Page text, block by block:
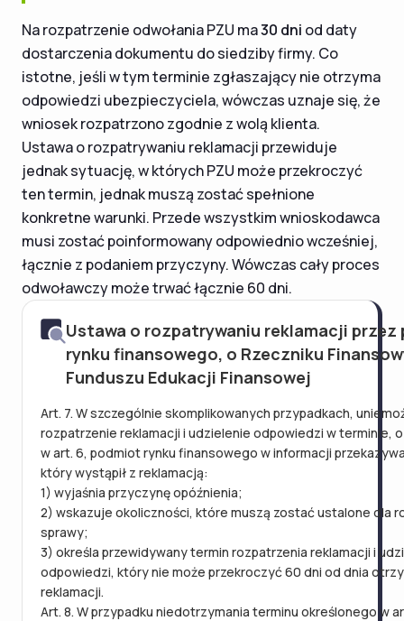
Na rozpatrzenie odwołania PZU ma30 dni od daty
dostarczenia dokumentu do siedziby firmy. Co
istotne, jeśli w tym terminie zgłaszający nie otrzyma
odpowiedzi ubezpieczyciela, wówczas uznaje się, że
wniosek rozpatrzono zgodnie z wolą klienta.
Ustawa o rozpatrywaniu reklamacji przewiduje
jednak sytuację, w których PZU może przekroczyć
ten termin, jednak muszą zostać spełnione
konkretne warunki. Przede wszystkim wnioskodawca
musi zostać poinformowany odpowiednio wcześniej,
łącznie z podaniem przyczyny. Wówczas cały proces
odwoławczy może trwać łącznie 60 dni.
Ustawa o rozpatrywaniu reklamacji
rynku finansowego, o Rzeczniku
Funduszu Edukacji Finansowej
Art. 7. W szczególnie skomplikowanych przypadkach,
rozpatrzenie reklamacji i udzielenie odpowiedzi w terminie,
w art. 6, podmiot rynku finansowego w informacji
który wystąpił z reklamacją:
1) wyjaśnia przyczynę opóźnienia;
2) wskazuje okoliczności, które muszą zostać ustalone dla
sprawy;
3) określa przewidywany termin rozpatrzenia reklamacji i
odpowiedzi, który nie może przekroczyć 60 dni od dnia
reklamacji.
Art. 8. W przypadku niedotrzymania terminu określonego w